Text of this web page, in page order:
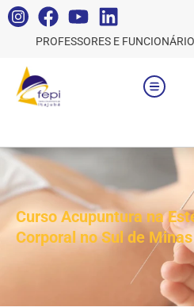
PROFESSORES E
Curso Acupuntura na
Corporal no Sul de Minas